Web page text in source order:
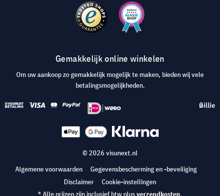
Gemakkelijk online winkelen
Om uw aankoop zo gemakkelijk mogelijk te maken, bieden wij vele
betalingsmogelijkheden.
© 2026 visunext.nl
Algemene voorwaarden
Gegevensbescherming en -beveiliging
Disclaimer
Cookie-instellingen
* Alle prijzen zijn inclusief btw plusverzendkosten.